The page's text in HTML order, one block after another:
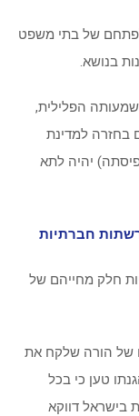
של בתי משפט
בנושא.
הפלילית,
בחזרה למדינת
יהיה לתא
רשתות חברתיות
חלק מחייהם של
של הורה שלקח את
טען כי בכל
בישראל דווקא